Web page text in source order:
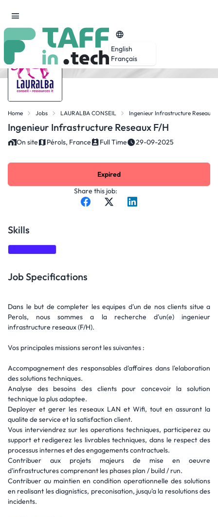
English
Français
Home Jobs LAURALBA CONSEIL Ingenieur Infrastructure Reseaux
Ingenieur Infrastructure Reseaux F/H
On site Pérols, France Full Time 29-09-2025
Share this job:
Expired
Skills
Job Specifications
Dans le but de completer les equipes d'un de nos clients situe a
Perols, nous sommes a la recherche d'un(e) ingenieur
infrastructure reseaux (F/H).
Vos principales missions seront les suivantes :
Accompagnement des responsables d'affaires dans l'elaboration
des solutions techniques.
Analyse des besoins des clients pour concevoir la solution
technique la plus adaptee.
Deployer et gerer les reseaux LAN et Wifi, tout en assurant la
qualite de service et la satisfaction client.
Vous interviendrez sur les operations techniques, participerez au
support et redigerez les livrables techniques, dans le respect des
processus internes et des engagements contractuels.
Contribuer aux projets majeurs de mise en oeuvre
d'infrastructures comprenant les phases plan / build / run.
Contribuer au maintien en condition operationnelle des solutions
en realisant les diagnistics, preconisation, jusqu'a la resolutions des
incidents.